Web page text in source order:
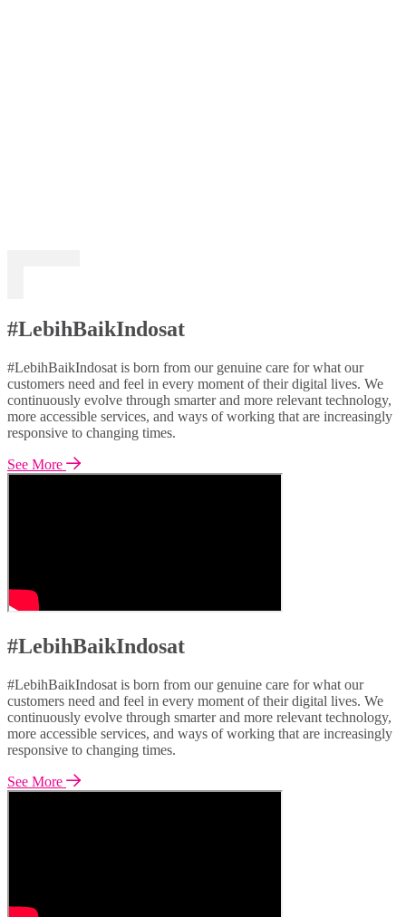
#LebihBaikIndosat
#LebihBaikIndosat is born from our genuine care for what our
customers need and feel in every moment of their digital lives. We
continuously evolve through smarter and more relevant technology,
more accessible services, and ways of working that are increasingly
responsive to changing times.
See More
#LebihBaikIndosat
#LebihBaikIndosat is born from our genuine care for what our
customers need and feel in every moment of their digital lives. We
continuously evolve through smarter and more relevant technology,
more accessible services, and ways of working that are increasingly
responsive to changing times.
See More